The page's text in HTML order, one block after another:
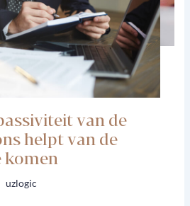
van de
helpt van de
komen
uzlogic